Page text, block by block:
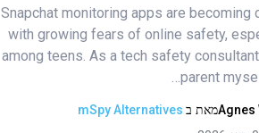
Snapchat monitoring apps are becoming
with growing fears of online safety,
among teens. As a tech safety
parent
Agnesמאת ב mSpy Alternatives